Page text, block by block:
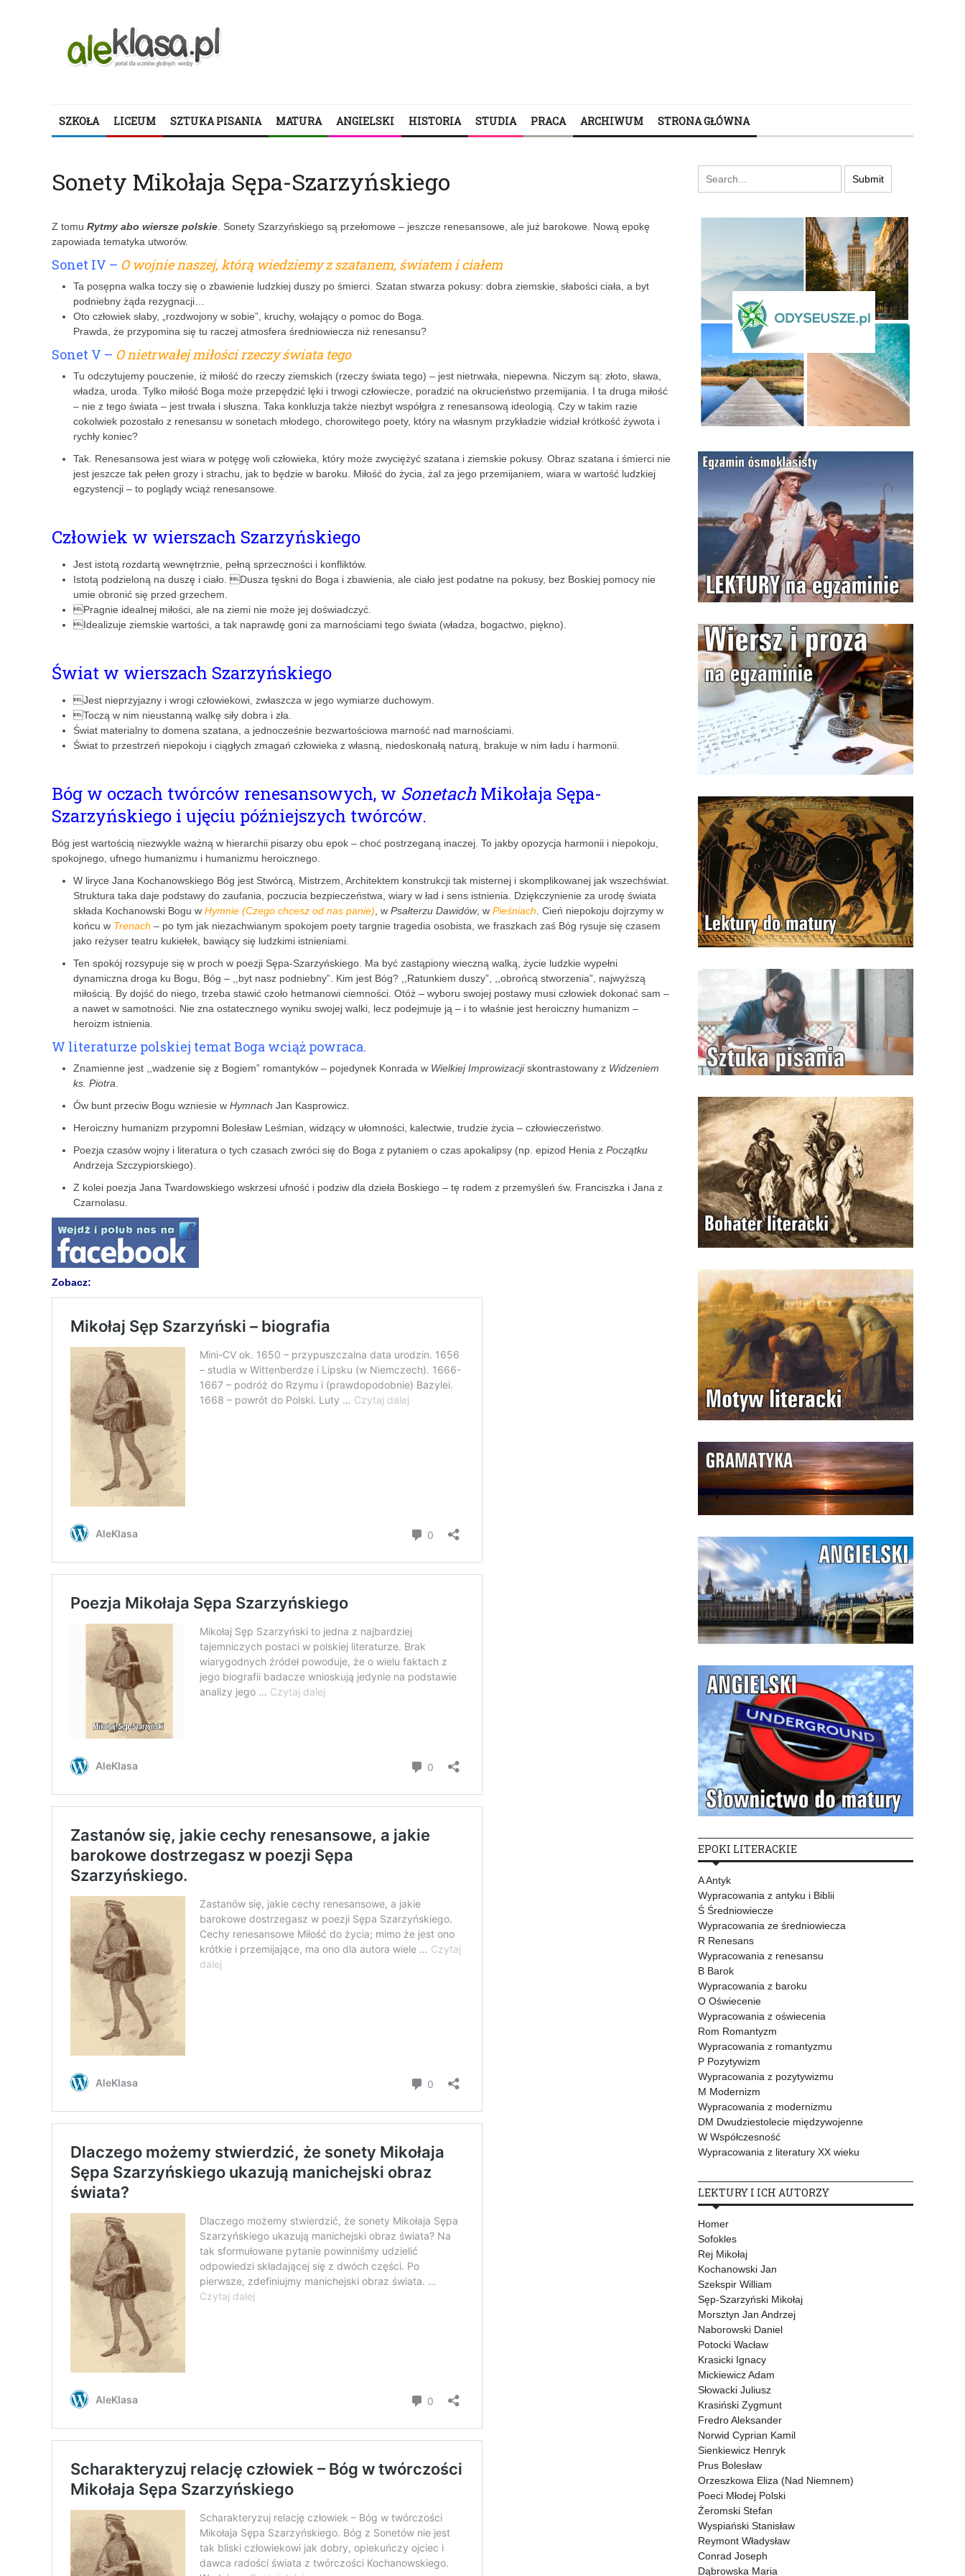
SZKOŁA LICEUM SZTUKA PISANIA MATURA ANGIELSKI HISTORIA STUDIA PRACA ARCHIWUM STRONA GŁÓWNA
Sonety Mikołaja Sępa-Szarzyńskiego
Z tomu Rytmy abo wiersze polskie . Sonety Szarzyńskiego są przełomowe – jeszcze renesansowe, ale już barokowe. Nową epokę
zapowiada tematyka utworów.
Sonet IV – O wojnie naszej, którą wiedziemy z szatanem, światem i ciałem
Ta posępna walka toczy się o zbawienie ludzkiej duszy po śmierci. Szatan stwarza pokusy: dobra ziemskie, słabości ciała, a byt
podniebny żąda rezygnacji…
Oto człowiek słaby, „rozdwojony w sobie”, kruchy, wołający o pomoc do Boga.
Prawda, że przypomina się tu raczej atmosfera średniowiecza niż renesansu?
Sonet V – O nietrwałej miłości rzeczy świata tego
Tu odczytujemy pouczenie, iż miłość do rzeczy ziemskich (rzeczy świata tego) – jest nietrwała, niepewna. Niczym są: złoto, sława,
władza, uroda. Tylko miłość Boga może przepędzić lęki i trwogi człowiecze, poradzić na okrucieństwo przemijania. I ta druga miłość
– nie z tego świata – jest trwała i słuszna. Taka konkluzja także niezbyt współgra z renesansową ideologią. Czy w takim razie
cokolwiek pozostało z renesansu w sonetach młodego, chorowitego poety, który na własnym przykładzie widział krótkość żywota i
rychły koniec?
Tak. Renesansowa jest wiara w potęgę woli człowieka, który może zwyciężyć szatana i ziemskie pokusy. Obraz szatana i śmierci nie
jest jeszcze tak pełen grozy i strachu, jak to będzie w baroku. Miłość do życia, żal za jego przemijaniem, wiara w wartość ludzkiej
egzystencji – to poglądy wciąż renesansowe.
Człowiek w wierszach Szarzyńskiego
Jest istotą rozdartą wewnętrznie, pełną sprzeczności i konfliktów.
Istotą podzieloną na duszę i ciało. Dusza tęskni do Boga i zbawienia, ale ciało jest podatne na pokusy, bez Boskiej pomocy nie
umie obronić się przed grzechem.
Pragnie idealnej miłości, ale na ziemi nie może jej doświadczyć.
Idealizuje ziemskie wartości, a tak naprawdę goni za marnościami tego świata (władza, bogactwo, piękno).
Świat w wierszach Szarzyńskiego
Jest nieprzyjazny i wrogi człowiekowi, zwłaszcza w jego wymiarze duchowym.
Toczą w nim nieustanną walkę siły dobra i zła.
Świat materialny to domena szatana, a jednocześnie bezwartościowa marność nad marnościami.
Świat to przestrzeń niepokoju i ciągłych zmagań człowieka z własną, niedoskonałą naturą, brakuje w nim ładu i harmonii.
Bóg w oczach twórców renesansowych, w Sonetach Mikołaja Sępa-
Szarzyńskiego i ujęciu późniejszych twórców.
Bóg jest wartością niezwykle ważną w hierarchii pisarzy obu epok – choć postrzeganą inaczej. To jakby opozycja harmonii i niepokoju,
spokojnego, ufnego humanizmu i humanizmu heroicznego.
W liryce Jana Kochanowskiego Bóg jest Stwórcą, Mistrzem, Architektem konstrukcji tak misternej i skomplikowanej jak wszechświat.
Struktura taka daje podstawy do zaufania, poczucia bezpieczeństwa, wiary w ład i sens istnienia. Dziękczynienie za urodę świata
składa Kochanowski Bogu w Hymnie (Czego chcesz od nas panie) , w Psałterzu Dawidów, w Pieśniach . Cień niepokoju dojrzymy w
końcu w Trenach – po tym jak niezachwianym spokojem poety targnie tragedia osobista, we fraszkach zaś Bóg rysuje się czasem
jako reżyser teatru kukiełek, bawiący się ludzkimi istnieniami.
Ten spokój rozsypuje się w proch w poezji Sępa-Szarzyńskiego. Ma być zastąpiony wieczną walką, życie ludzkie wypełni
dynamiczna droga ku Bogu, Bóg – ,,byt nasz podniebny”. Kim jest Bóg? ,,Ratunkiem duszy”, ,,obrońcą stworzenia”, najwyższą
miłością. By dojść do niego, trzeba stawić czoło hetmanowi ciemności. Otóż – wyboru swojej postawy musi człowiek dokonać sam –
a nawet w samotności. Nie zna ostatecznego wyniku swojej walki, lecz podejmuje ją – i to właśnie jest heroiczny humanizm –
heroizm istnienia.
W literaturze polskiej temat Boga wciąż powraca.
Znamienne jest ,,wadzenie się z Bogiem” romantyków – pojedynek Konrada w Wielkiej Improwizacjiskontrastowany z Widzeniem
ks. Piotra
Ów bunt przeciw Bogu wzniesie w Hymnach Jan Kasprowicz.
Heroiczny humanizm przypomni Bolesław Leśmian, widzący w ułomności, kalectwie, trudzie życia – człowieczeństwo.
Poezja czasów wojny i literatura o tych czasach zwróci się do Boga z pytaniem o czas apokalipsy (np. epizod Henia z Początku
Andrzeja Szczypiorskiego).
Z kolei poezja Jana Twardowskiego wskrzesi ufność i podziw dla dzieła Boskiego – tę rodem z przemyśleń św. Franciszka i Jana z
Czarnolasu.
Zobacz:
EPOKI LITERACKIE
A Antyk
Wypracowania z antyku i Biblii
Ś Średniowiecze
Wypracowania ze średniowiecza
R Renesans
Wypracowania z renesansu
B Barok
Wypracowania z baroku
O Oświecenie
Wypracowania z oświecenia
Rom Romantyzm
Wypracowania z romantyzmu
P Pozytywizm
Wypracowania z pozytywizmu
M Modernizm
Wypracowania z modernizmu
DM Dwudziestolecie międzywojenne
W Współczesność
Wypracowania z literatury XX wieku
LEKTURY I ICH AUTORZY
Homer
Sofokles
Rej Mikołaj
Kochanowski Jan
Szekspir William
Sęp-Szarzyński Mikołaj
Morsztyn Jan Andrzej
Naborowski Daniel
Potocki Wacław
Krasicki Ignacy
Mickiewicz Adam
Słowacki Juliusz
Krasiński Zygmunt
Fredro Aleksander
Norwid Cyprian Kamil
Sienkiewicz Henryk
Prus Bolesław
Orzeszkowa Eliza (Nad Niemnem)
Poeci Młodej Polski
Żeromski Stefan
Wyspiański Stanisław
Reymont Władysław
Conrad Joseph
Dąbrowska Maria